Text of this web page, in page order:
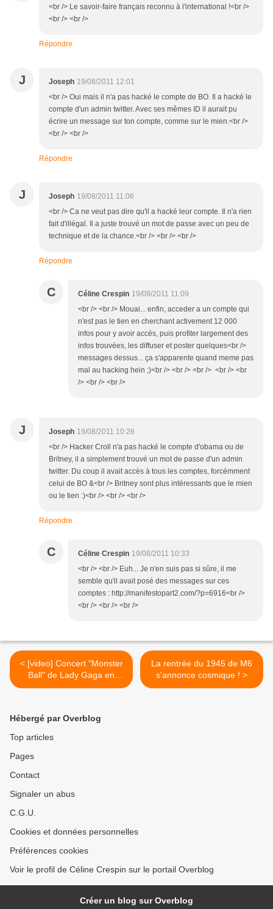
<br /> Le savoir-faire français reconnu à l'international !<br />
<br /> <br />
Répondre
J Joseph 19/08/2011 12:01
<br /> Oui mais il n'a pas hacké le compte de BO. Il a hacké le
compte d'un admin twitter. Avec ses mêmes ID il aurait pu
écrire un message sur ton compte, comme sur le mien.<br />
<br /> <br />
Répondre
J Joseph 19/08/2011 11:06
<br /> Ca ne veut pas dire qu'il a hacké leur compte. Il n'a rien
fait d'illégal. Il a juste trouvé un mot de passe avec un peu de
technique et de la chance.<br /> <br /> <br />
Répondre
C Céline Crespin 19/08/2011 11:09
<br /> <br /> Mouai... enfin, acceder a un compte qui
n'est pas le tien en cherchant activement 12 000
infos pour y avoir accès, puis profiter largement des
infos trouvées, les diffuser et poster quelques<br />
messages dessus... ça s'apparente quand meme pas
mal au hacking hein ;)<br /> <br /> <br /> <br /> <br
/> <br /> <br />
J Joseph 19/08/2011 10:26
<br /> Hacker Croll n'a pas hacké le compte d'obama ou de
Britney, il a simplement trouvé un mot de passe d'un admin
twitter. Du coup il avait accès à tous les comptes, forcémment
celui de BO &<br /> Britney sont plus intéressants que le mien
ou le tien :)<br /> <br /> <br />
Répondre
C Céline Crespin 19/08/2011 10:33
<br /> <br /> Euh... Je n'en suis pas si sûre, il me
semble qu'il avait posé des messages sur ces
comptes : http://manifestopart2.com/?p=6916<br />
<br /> <br /> <br />
< [video] Concert "Monster
Ball" de Lady Gaga en
intégralité
La rentrée du 1945 de M6
s'annonce cosmique ! >
Hébergé par Overblog
Top articles
Pages
Contact
Signaler un abus
C.G.U.
Cookies et données personnelles
Préférences cookies
Voir le profil de Céline Crespin sur le portail Overblog
Créer un blog sur Overblog